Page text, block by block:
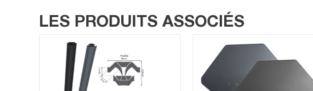
LES PRODUITS ASSOCIÉS